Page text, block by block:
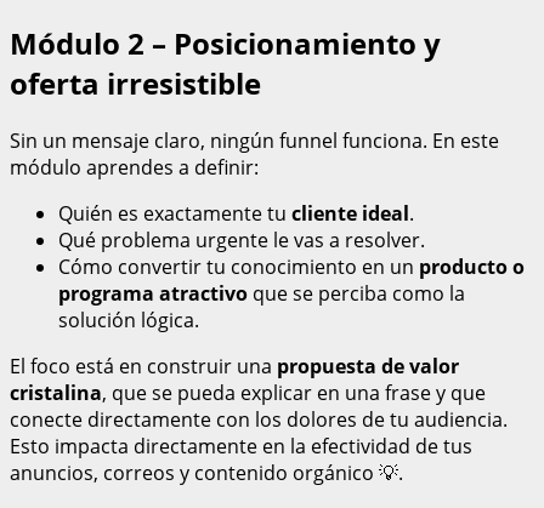
Módulo 2 – Posicionamiento y
oferta irresistible
Sin un mensaje claro, ningún funnel funciona. En este
módulo aprendes a definir:
Quién es exactamente tu cliente ideal.
Qué problema urgente le vas a resolver.
Cómo convertir tu conocimiento en un producto o
programa atractivo que se perciba como la
solución lógica.
El foco está en construir una propuesta de valor
cristalina, que se pueda explicar en una frase y que
conecte directamente con los dolores de tu audiencia.
Esto impacta directamente en la efectividad de tus
anuncios, correos y contenido orgánico 💡.